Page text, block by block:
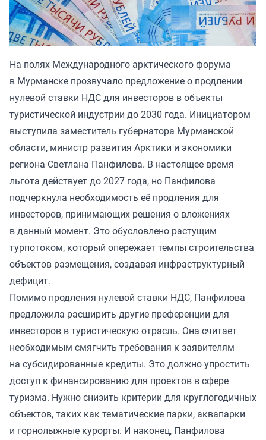
На полях Международного арктического форума
в Мурманске прозвучало предложение о продлении
нулевой ставки НДС для инвесторов в объекты
туристической индустрии до 2030 года. Инициатором
выступила заместитель губернатора Мурманской
области, министр развития Арктики и экономики
региона Светлана Панфилова. В настоящее время
льгота действует до 2027 года, но Панфилова
подчеркнула необходимость её продления для
инвесторов, принимающих решения о вложениях
в данный момент. Это обусловлено растущим
турпотоком, который опережает темпы строительства
объектов размещения, создавая инфраструктурный
дефицит.
Помимо продления нулевой ставки НДС, Панфилова
предложила расширить другие преференции для
инвесторов в туристическую отрасль. Она считает
необходимым смягчить требования к заявителям
на субсидированные кредиты. Это должно упростить
доступ к финансированию для проектов в сфере
туризма. Нужно снизить критерии для круглогодичных
объектов, таких как тематические парки, аквапарки
и горнолыжные курорты. И наконец, Панфилова